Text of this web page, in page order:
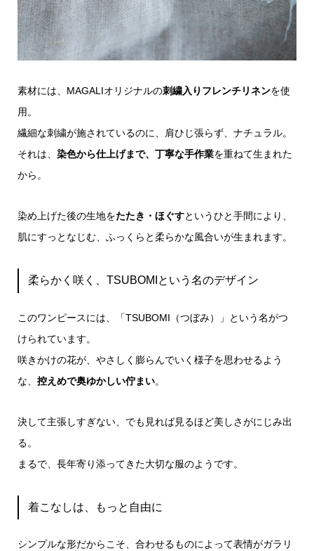
素材には、MAGALIオリジナルの刺繍入りフレンチリネンを使
用。
繊細な刺繍が施されているのに、肩ひじ張らず、ナチュラル。
それは、 染色から仕上げまで、丁寧な手作業を重ねて生まれた
から。
染め上げた後の生地をたたき・ほぐすというひと手間により、
肌にすっとなじむ、ふっくらと柔らかな風合いが生まれます。
柔らかく咲く、TSUBOMIという名のデザイン
このワンピースには、「TSUBOMI（つぼみ）」という名がつ
けられています。
咲きかけの花が、やさしく膨らんでいく様子を思わせるよう
な、 控えめで奥ゆかしい佇まい。
決して主張しすぎない、でも見れば見るほど美しさがにじみ出
る。
まるで、長年寄り添ってきた大切な服のようです。
着こなしは、もっと自由に
シンプルな形だからこそ、合わせるものによって表情がガラリ